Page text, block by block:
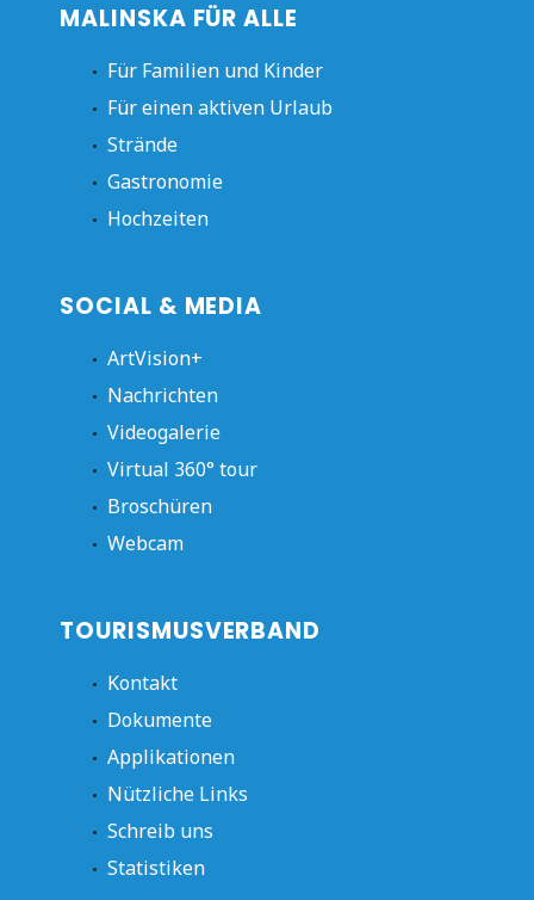
MALINSKA FÜR ALLE
Für Familien und Kinder
Für einen aktiven Urlaub
Strände
Gastronomie
Hochzeiten
SOCIAL & MEDIA
ArtVision+
Nachrichten
Videogalerie
Virtual 360° tour
Broschüren
Webcam
TOURISMUSVERBAND
Kontakt
Dokumente
Applikationen
Nützliche Links
Schreib uns
Statistiken